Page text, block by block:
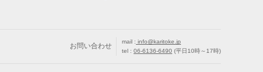
お問い合わせ
mail : info@karitoke.jp
tel : 06-6136-6490 (平日10時～17時)